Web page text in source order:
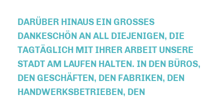
DARÜBER HINAUS EIN GROSSES D
ANKESCHÖN AN ALL DIEJENIGEN, DIE T
AGTÄGLICH MIT IHRER ARBEIT UNSERE S
TADT AM LAUFEN HALTEN. IN DEN BÜROS, D
EN GESCHÄFTEN, DEN FABRIKEN, DEN H
ANDWERKSBETRIEBEN, DEN K